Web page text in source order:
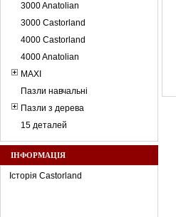
3000 Anatolian
3000 Castorland
4000 Castorland
4000 Anatolian
MAXI
Пазли навчальні
Пазли з дерева
15 деталей
ІНФОРМАЦІЯ
Історія Castorland